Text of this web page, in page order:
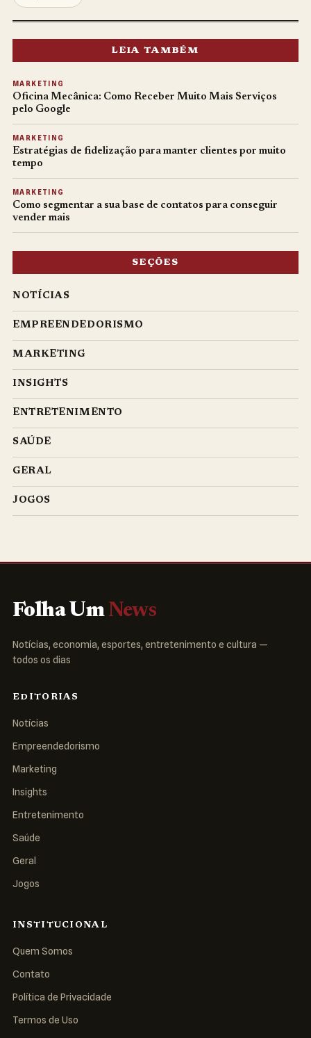
LEIA TAMBÉM
MARKETING
Oficina Mecânica: Como Receber Muito Mais Serviços
pelo Google
MARKETING
Estratégias de fidelização para manter clientes por muito
tempo
MARKETING
Como segmentar a sua base de contatos para conseguir
vender mais
SEÇÕES
NOTÍCIAS
EMPREENDEDORISMO
MARKETING
INSIGHTS
ENTRETENIMENTO
SAÚDE
GERAL
JOGOS
Folha Um News
Notícias, economia, esportes, entretenimento e cultura —
todos os dias
EDITORIAS
Notícias
Empreendedorismo
Marketing
Insights
Entretenimento
Saúde
Geral
Jogos
INSTITUCIONAL
Quem Somos
Contato
Política de Privacidade
Termos de Uso